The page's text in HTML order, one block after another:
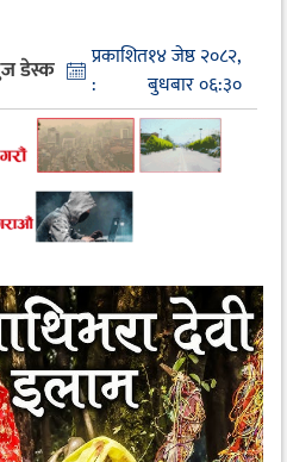
डेस्क
प्रकाशित
:
१४ जेष्ठ २०८२,
बुधबार ०६:३०